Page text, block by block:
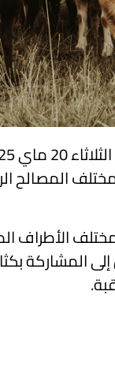
المصالح
المشاركة